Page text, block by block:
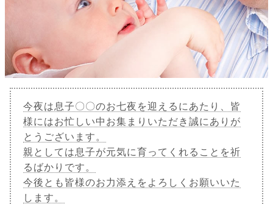
今夜は息子〇〇のお七夜を迎えるにあたり、皆
様にはお忙しい中お集まりいただき誠にありが
とうございます。
親としては息子が元気に育ってくれることを祈
るばかりです。
今後とも皆様のお力添えをよろしくお願いいた
します。